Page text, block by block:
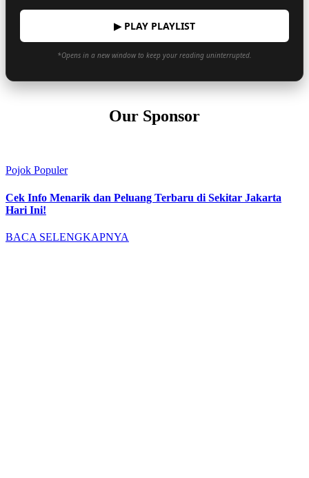
▶ PLAY PLAYLIST
*Opens in a new window to keep your reading uninterrupted.
Our Sponsor
Pojok Populer
Cek Info Menarik dan Peluang Terbaru di Sekitar Jakarta
Hari Ini!
BACA SELENGKAPNYA